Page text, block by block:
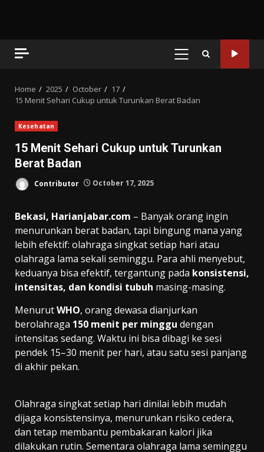
PRIMARY
Home 2025 October
17
15 Menit Sehari Cukup untuk Turunkan Berat Badan
Kesehatan
15 Menit Sehari Cukup untuk Turunkan
Berat Badan
Contributor October 17, 2025
Bekasi, Harianjabar.com – Banyak orang ingin
menurunkan berat badan, tapi bingung mana yang
lebih efektif: olahraga singkat setiap hari atau
olahraga lama sekali seminggu. Para ahli menyebut,
keduanya bisa efektif, tergantung pada konsistensi,
intensitas, dan kondisi tubuh masing-masing.
MenurutWHO, orang dewasa dianjurkan
berolahraga 150 menit per minggu dengan
intensitas sedang. Waktu ini bisa dibagi ke sesi
pendek 15–30 menit per hari, atau satu sesi panjang
di akhir pekan.
Olahraga singkat setiap hari dinilai lebih mudah
dijaga konsistensinya, menurunkan risiko cedera,
dan tetap membantu pembakaran kalori jika
dilakukan rutin. Sementara olahraga lama seminggu